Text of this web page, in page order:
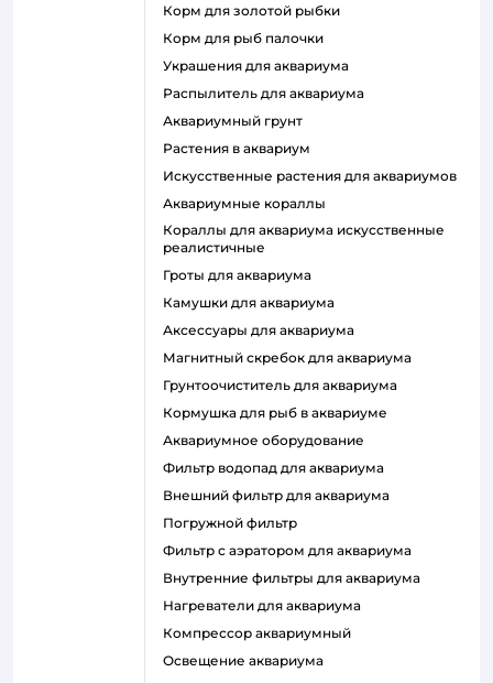
корм для золотой рыбки
корм для рыб палочки
украшения для аквариума
распылитель для аквариума
аквариумный грунт
растения в аквариум
искусственные растения для аквариумов
аквариумные кораллы
кораллы для аквариума искусственные
реалистичные
гроты для аквариума
камушки для аквариума
аксессуары для аквариума
магнитный скребок для аквариума
грунтоочиститель для аквариума
кормушка для рыб в аквариуме
аквариумное оборудование
фильтр водопад для аквариума
внешний фильтр для аквариума
погружной фильтр
фильтр с аэратором для аквариума
внутренние фильтры для аквариума
нагреватели для аквариума
компрессор аквариумный
освещение аквариума